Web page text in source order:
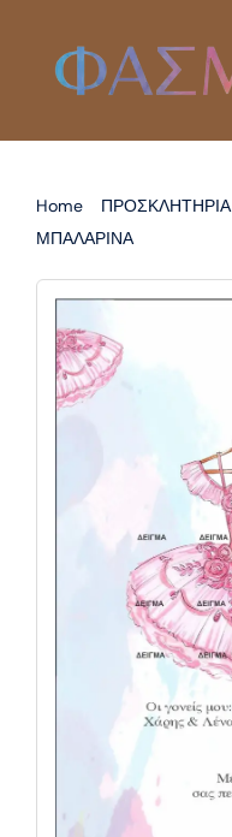
content
Home ΠΡΟΣΚΛΗΤΗΡΙΑ
ΜΠΑΛΑΡΙΝΑ